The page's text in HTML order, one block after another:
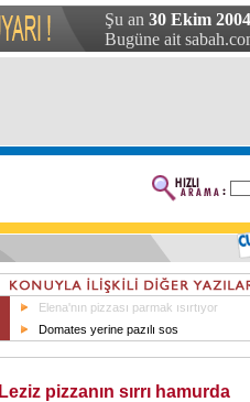
Şu an 30 Ekim
Bugüne ait
Elena'nın pizzası parmak ısırtıyor
Domates yerine pazılı sos
Leziz pizzanın sırrı hamurda